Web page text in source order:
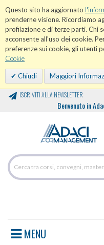
Questo sito ha aggiornato
prenderne visione. Ricordiamo
profilazione e di terze parti. Chi
acconsente all'uso dei cookie.
preferenze sui cookie, gli utenti
Cookie
Chiudi Maggiori
ISCRIVITI ALLA NEWSLETTER
Benvenuto in
MENU